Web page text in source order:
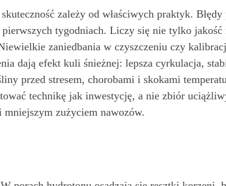
zależy od właściwych praktyk. Błędy
tygodniach. Liczy się nie tylko jakość
zaniedbania w czyszczeniu czy
dają efekt kuli śnieżnej: lepsza cyrkulacja,
przed stresem, chorobami i skokami
technikę jak inwestycję, a nie zbiór
zużyciem nawozów.